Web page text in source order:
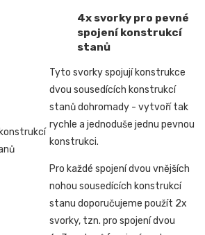
4x svorky pro pevné
spojení konstrukcí
stanů
Tyto svorky spojují konstrukce
dvou sousedících konstrukcí
stanů dohromady - vytvoří tak
rychle a jednoduše jednu pevnou
konstrukci.
Pro každé spojení dvou vnějších
nohou sousedících konstrukcí
stanu doporučujeme použít 2x
svorky, tzn. pro spojenídvou